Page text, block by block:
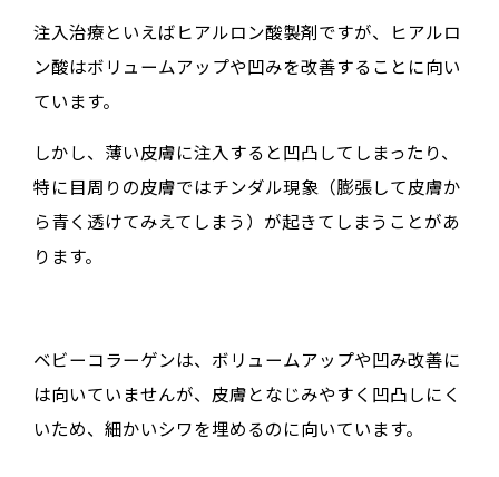
注入治療といえばヒアルロン酸製剤ですが、ヒアルロ
ン酸はボリュームアップや凹みを改善することに向い
ています。
しかし、薄い皮膚に注入すると凹凸してしまったり、
特に目周りの皮膚ではチンダル現象（膨張して皮膚か
ら青く透けてみえてしまう）が起きてしまうことがあ
ります。
ベビーコラーゲンは、ボリュームアップや凹み改善に
は向いていませんが、皮膚となじみやすく凹凸しにく
いため、細かいシワを埋めるのに向いています。